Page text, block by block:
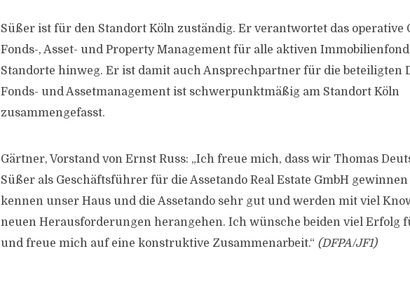
Süßer ist für den Standort Köln zuständig. Er verantwortet das operative
Fonds-, Asset- und Property Management für alle aktiven
Standorte hinweg. Er ist damit auch Ansprechpartner für die beteiligten
Fonds- und Assetmanagement ist schwerpunktmäßig am Standort Köln
zusammengefasst.
Gärtner, Vorstand von Ernst Russ: „Ich freue mich, dass wir Thomas
Süßer als Geschäftsführer für die Assetando Real Estate GmbH
kennen unser Haus und die Assetando sehr gut und werden mit viel
neuen Herausforderungen herangehen. Ich wünsche beiden viel Erfolg
und freue mich auf eine konstruktive Zusammenarbeit.“ (DFPA/JF1)